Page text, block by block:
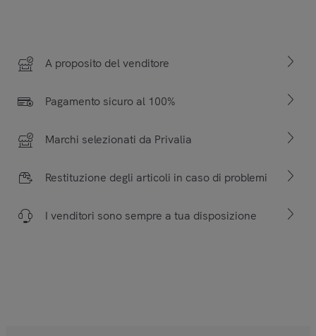
A proposito del venditore
Pagamento sicuro al 100%
Marchi selezionati da Privalia
Restituzione degli articoli in caso di problemi
I venditori sono sempre a tua disposizione